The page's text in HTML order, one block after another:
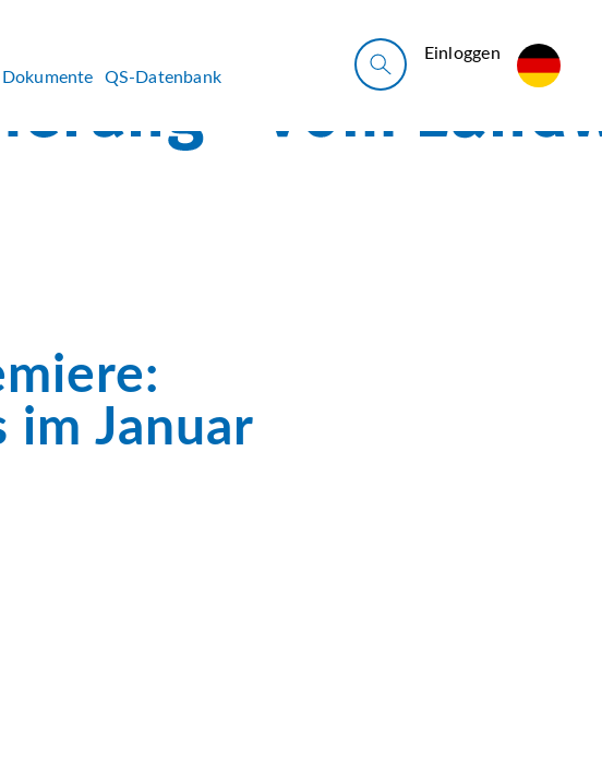
Dokumente QS-Datenbank
Ein­log­gen
Januar